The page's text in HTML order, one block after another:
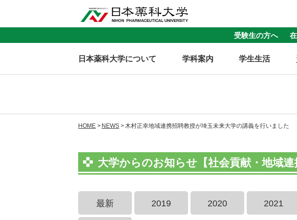
受験生の方へ
日本薬科大学について 学科案内 学生生活
HOME NEWS 木村正幸地域連携招聘教授が埼玉未来大学の講義を行いました
大学からのお知らせ【社会貢献・地域連
最新 2019 2020 2021